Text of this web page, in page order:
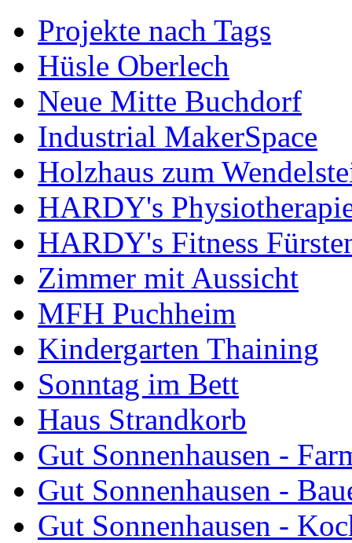
Projekte nach Tags
Hüsle Oberlech
Neue Mitte Buchdorf
Industrial MakerSpace
Holzhaus zum
HARDY's
HARDY's Fitness
Zimmer mit Aussicht
MFH Puchheim
Kindergarten Thaining
Sonntag im Bett
Haus Strandkorb
Gut Sonnenhausen -
Gut Sonnenhausen -
Gut Sonnenhausen -